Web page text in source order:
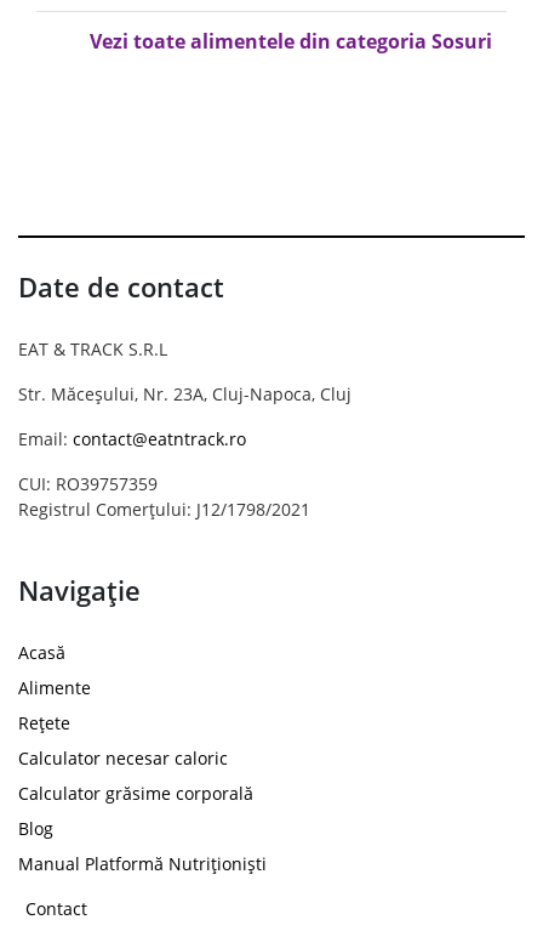
Vezi toate alimentele din categoria Sosuri
Date de contact
EAT & TRACK S.R.L
Str. Măceșului, Nr. 23A, Cluj-Napoca, Cluj
Email: contact@eatntrack.ro
CUI: RO39757359
Registrul Comerțului: J12/1798/2021
Navigație
Acasă
Alimente
Rețete
Calculator necesar caloric
Calculator grăsime corporală
Blog
Manual Platformă Nutriționiști
Contact